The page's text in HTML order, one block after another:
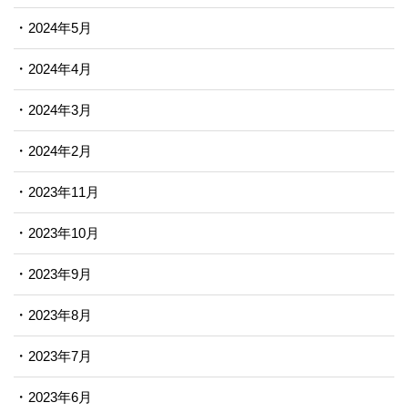
2024年5月
2024年4月
2024年3月
2024年2月
2023年11月
2023年10月
2023年9月
2023年8月
2023年7月
2023年6月